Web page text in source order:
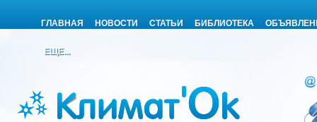
ГЛАВНАЯ НОВОСТИ СТАТЬИ БИБЛИОТЕКА
ЕЩЕ...